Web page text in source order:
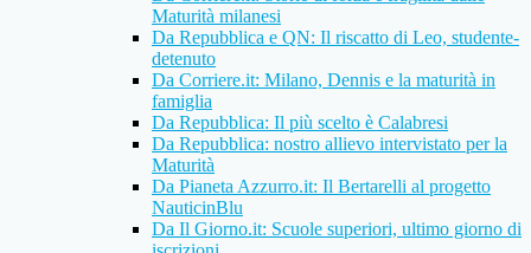
Maturità milanesi
Da Repubblica e QN: Il riscatto di Leo, studente-
detenuto
Da Corriere.it: Milano, Dennis e la maturità in
famiglia
Da Repubblica: Il più scelto è Calabresi
Da Repubblica: nostro allievo intervistato per la
Maturità
Da Pianeta Azzurro.it: Il Bertarelli al progetto
NauticinBlu
Da Il Giorno.it: Scuole superiori, ultimo giorno di